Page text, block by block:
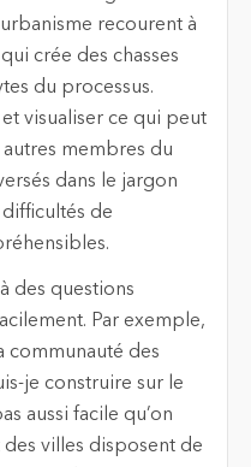
recourent à
crée des chasses
du processus.
visualiser ce qui peut
membres du
dans le jargon
de
des questions
Par exemple,
communauté des
je construire sur le
aussi facile qu’on
villes disposent de